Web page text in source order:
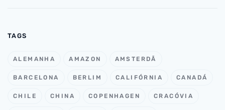
TAGS
ALEMANHA AMAZON AMSTERDÃ
BARCELONA BERLIM CALIFÓRNIA CANADÁ
CHILE CHINA COPENHAGEN CRACÓVIA